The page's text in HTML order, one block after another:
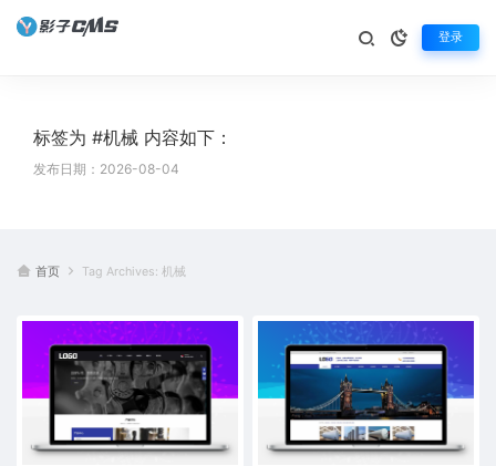
登录
标签为 #机械 内容如下：
发布日期：2026-08-04
首页 Tag Archives: 机械